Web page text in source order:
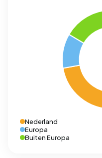
Nederland
Europa
Buiten Europa